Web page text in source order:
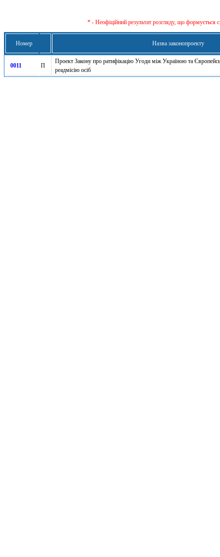
* - Неофіційний результат розгляду, що формується
Номер Назва законопроекту
0011 П
Проект Закону про ратифікацію Угоди між Україною та
реадмісію осіб